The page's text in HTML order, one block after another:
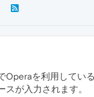
Operaを利用してい
が入力されます。